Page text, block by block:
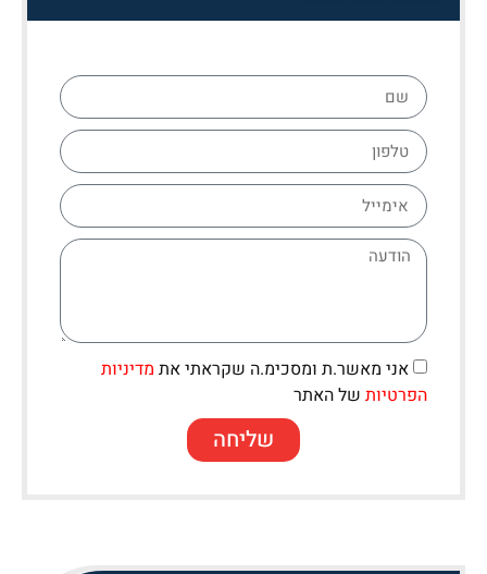
אני מאשר.ת ומסכימ.ה שקראתי את מדיניות
הפרטיות של האתר
שליחה